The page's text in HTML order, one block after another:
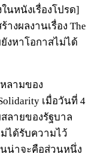
นหนังเรื่องโปรด]
งผลงานเรื่อง The
ยังหาโอกาสไม่ได้
ลามของ
เมื่อวันที่ 4
ลายของรัฐบาล
ได้รับความไว้
น่าจะคือส่วนหนึ่ง